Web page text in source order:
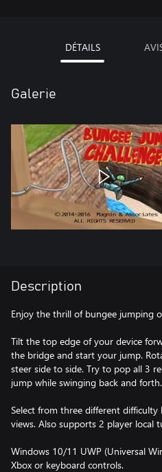
DÉTAILS
Galerie
Description
Enjoy the thrill of bungee jumping
Tilt the top edge of your device
the bridge and start your jump.
steer side to side. Try to pop all 3
jump while swinging back and forth.
Select from three different difficulty
views. Also supports 2 player local
Windows 10/11 UWP (Universal
Xbox or keyboard controls.